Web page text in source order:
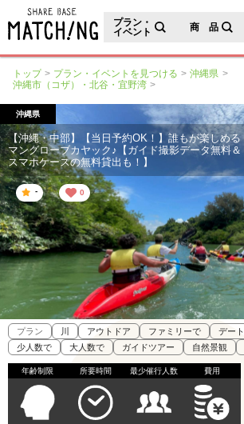
プラン・
イベント
商 品
トップ プラン・イベントを見つける
沖縄県
沖縄市（コザ）・北谷・宜野湾
沖縄県
【沖縄・中部】【当日予約OK！】誰もが楽しめる
マングローブカヤック♪【ガイド撮影データ無料＆
スマホケースの無料貸出も！】
- 0
プラン 川 アウトドア ファミリーで デート
少人数で
大人数で ガイドツアー 自然景観
年齢制限 所要時間 最少催行人数 費用